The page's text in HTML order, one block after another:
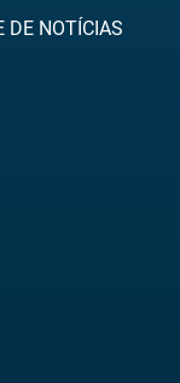
DE NOTÍCIAS